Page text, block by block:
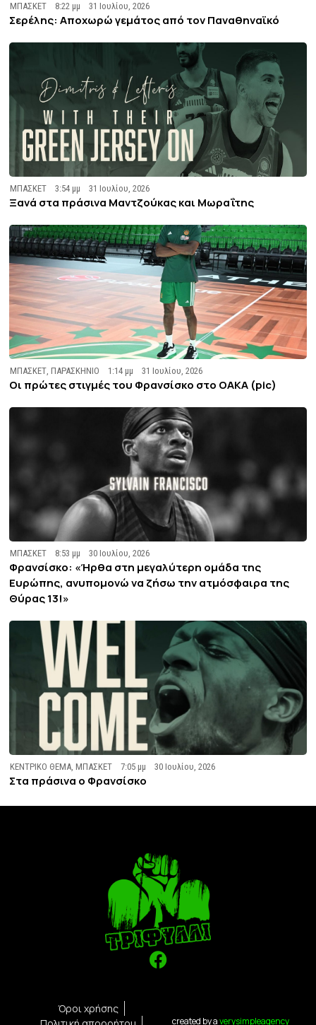
ΜΠΑΣΚΕΤ 8:22 μμ 31 Ιουλίου, 2026
Σερέλης: Αποχωρώ γεμάτος από τον Παναθηναϊκό
ΜΠΑΣΚΕΤ 3:54 μμ 31 Ιουλίου, 2026
Ξανά στα πράσινα Μαντζούκας και Μωραΐτης
ΜΠΑΣΚΕΤ,ΠΑΡΑΣΚΗΝΙΟ 1:14 μμ 31 Ιουλίου, 2026
Οι πρώτες στιγμές του Φρανσίσκο στο ΟΑΚΑ (pic)
ΜΠΑΣΚΕΤ 8:53 μμ 30 Ιουλίου, 2026
Φρανσίσκο: «Ήρθα στη μεγαλύτερη ομάδα της
Ευρώπης, ανυπομονώ να ζήσω την ατμόσφαιρα της
Θύρας 13!»
ΚΕΝΤΡΙΚΟ ΘΕΜΑ,ΜΠΑΣΚΕΤ 7:05 μμ 30 Ιουλίου, 2026
Στα πράσινα ο Φρανσίσκο
created by averysimpleagency
Όροι χρήσης